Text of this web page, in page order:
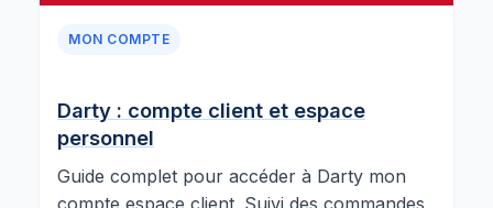
MON COMPTE
Darty : compte client et espace
personnel
Guide complet pour accéder à Darty mon
compte espace client. Suivi des commandes,